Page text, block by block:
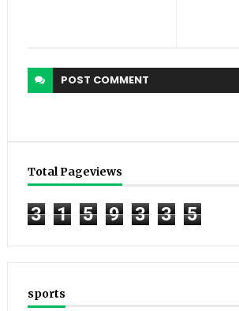
POST COMMENT
Total Pageviews
3 1 5 9 3 3 5
sports